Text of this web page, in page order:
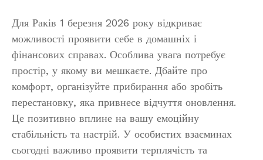
Для Раків 1 березня 2026 року відкриває
можливості проявити себе в домашніх і
фінансових справах. Особлива увага потребує
простір, у якому ви мешкаєте. Дбайте про
комфорт, організуйте прибирання або зробіть
перестановку, яка привнесе відчуття оновлення.
Це позитивно вплине на вашу емоційну
стабільність та настрій. У особистих взаєминах
сьогодні важливо проявити терплячість та